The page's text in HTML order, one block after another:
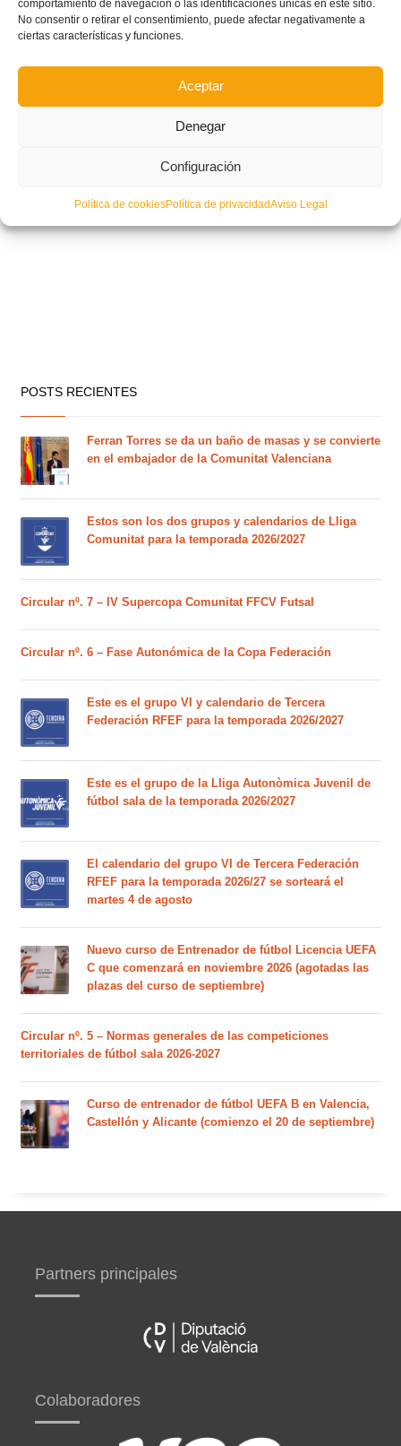
comportamiento de navegación o las identificaciones únicas en este sitio.
No consentir o retirar el consentimiento, puede afectar negativamente a
ciertas características y funciones.
Aceptar
Denegar
Configuración
Política de cookiesPolítica de privacidadAviso Legal
POSTS RECIENTES
Ferran Torres se da un baño de masas y se convierte
en el embajador de la Comunitat Valenciana
Estos son los dos grupos y calendarios de Lliga
Comunitat para la temporada 2026/2027
Circular nº. 7 – IV Supercopa Comunitat FFCV Futsal
Circular nº. 6 – Fase Autonómica de la Copa Federación
Este es el grupo VI y calendario de Tercera
Federación RFEF para la temporada 2026/2027
Este es el grupo de la Lliga Autonòmica Juvenil de
fútbol sala de la temporada 2026/2027
El calendario del grupo VI de Tercera Federación
RFEF para la temporada 2026/27 se sorteará el
martes 4 de agosto
Nuevo curso de Entrenador de fútbol Licencia UEFA
C que comenzará en noviembre 2026 (agotadas las
plazas del curso de septiembre)
Circular nº. 5 – Normas generales de las competiciones
territoriales de fútbol sala 2026-2027
Curso de entrenador de fútbol UEFA B en Valencia,
Castellón y Alicante (comienzo el 20 de septiembre)
Partners principales
Colaboradores